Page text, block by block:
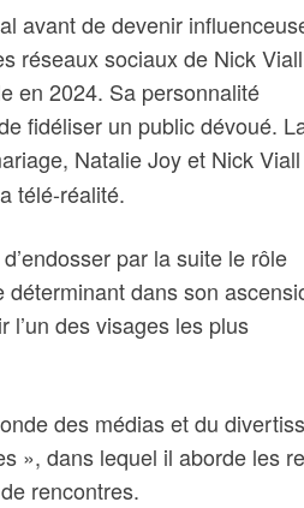
avant de devenir
réseaux sociaux de Nick
en 2024. Sa personnalité
fidéliser un public dévoué.
Natalie Joy et Nick
télé-réalité.
par la suite le rôle
dans son
des visages les plus
des médias et du
», dans lequel il aborde les
rencontres.